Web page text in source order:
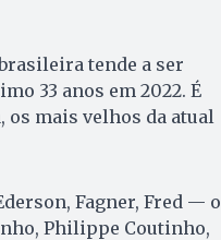
tende a ser
33 anos em 2022. É
os mais velhos da atual
Fagner, Fred — o
Philippe Coutinho,